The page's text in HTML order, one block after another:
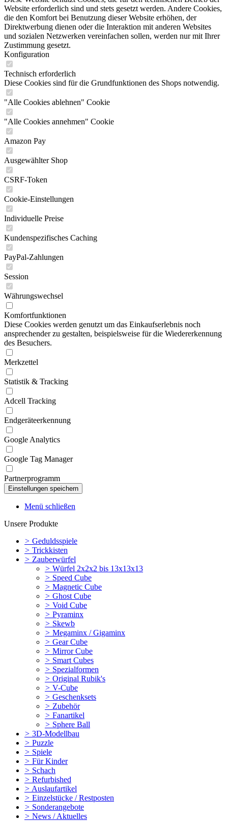
Website erforderlich sind und stets gesetzt werden. Andere Cookies,
die den Komfort bei Benutzung dieser Website erhöhen, der
Direktwerbung dienen oder die Interaktion mit anderen Websites
und sozialen Netzwerken vereinfachen sollen, werden nur mit Ihrer
Zustimmung gesetzt.
Konfiguration
Technisch erforderlich
Diese Cookies sind für die Grundfunktionen des Shops notwendig.
"Alle Cookies ablehnen" Cookie
"Alle Cookies annehmen" Cookie
Amazon Pay
Ausgewählter Shop
CSRF-Token
Cookie-Einstellungen
Individuelle Preise
Kundenspezifisches Caching
PayPal-Zahlungen
Session
Währungswechsel
Komfortfunktionen
Diese Cookies werden genutzt um das Einkaufserlebnis noch
ansprechender zu gestalten, beispielsweise für die Wiedererkennung
des Besuchers.
Merkzettel
Statistik & Tracking
Adcell Tracking
Endgeräteerkennung
Google Analytics
Google Tag Manager
Partnerprogramm
Menü schließen
Unsere Produkte
> Geduldsspiele
> Trickkisten
> Zauberwürfel
> Würfel 2x2x2 bis 13x13x13
> Speed Cube
> Magnetic Cube
> Ghost Cube
> Void Cube
> Pyraminx
> Skewb
> Megaminx / Gigaminx
> Gear Cube
> Mirror Cube
> Smart Cubes
> Spezialformen
> Original Rubik's
> V-Cube
> Geschenksets
> Zubehör
> Fanartikel
> Sphere Ball
> 3D-Modellbau
> Puzzle
> Spiele
> Für Kinder
> Schach
> Refurbished
> Auslaufartikel
> Einzelstücke / Restposten
> Sonderangebote
> News / Aktuelles